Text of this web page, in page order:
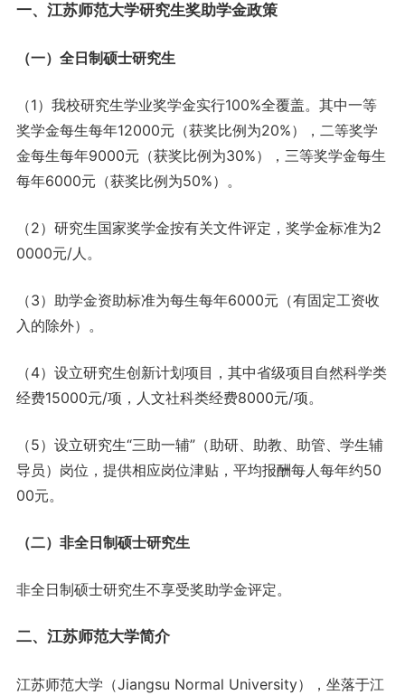
一、江苏师范大学研究生奖助学金政策
（一）全日制硕士研究生
（1）我校研究生学业奖学金实行100%全覆盖。其中一等
奖学金每生每年12000元（获奖比例为20%），二等奖学
金每生每年9000元（获奖比例为30%），三等奖学金每生
每年6000元（获奖比例为50%）。
（2）研究生国家奖学金按有关文件评定，奖学金标准为2
0000元/人。
（3）助学金资助标准为每生每年6000元（有固定工资收
入的除外）。
（4）设立研究生创新计划项目，其中省级项目自然科学类
经费15000元/项，人文社科类经费8000元/项。
（5）设立研究生“三助一辅”（助研、助教、助管、学生辅
导员）岗位，提供相应岗位津贴，平均报酬每人每年约50
00元。
（二）非全日制硕士研究生
非全日制硕士研究生不享受奖助学金评定。
二、江苏师范大学简介
江苏师范大学（Jiangsu Normal University），坐落于江